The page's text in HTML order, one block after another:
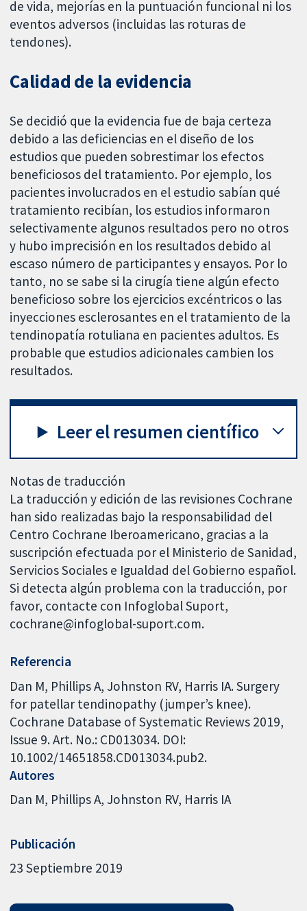
de vida, mejorías en la puntuación funcional ni los
eventos adversos (incluidas las roturas de
tendones).
Calidad de la evidencia
Se decidió que la evidencia fue de baja certeza
debido a las deficiencias en el diseño de los
estudios que pueden sobrestimar los efectos
beneficiosos del tratamiento. Por ejemplo, los
pacientes involucrados en el estudio sabían qué
tratamiento recibían, los estudios informaron
selectivamente algunos resultados pero no otros
y hubo imprecisión en los resultados debido al
escaso número de participantes y ensayos. Por lo
tanto, no se sabe si la cirugía tiene algún efecto
beneficioso sobre los ejercicios excéntricos o las
inyecciones esclerosantes en el tratamiento de la
tendinopatía rotuliana en pacientes adultos. Es
probable que estudios adicionales cambien los
resultados.
Leer el resumen científico
Notas de traducción
La traducción y edición de las revisiones Cochrane
han sido realizadas bajo la responsabilidad del
Centro Cochrane Iberoamericano, gracias a la
suscripción efectuada por el Ministerio de Sanidad,
Servicios Sociales e Igualdad del Gobierno español.
Si detecta algún problema con la traducción, por
favor, contacte con Infoglobal Suport,
cochrane@infoglobal-suport.com.
Referencia
Dan M, Phillips A, Johnston RV, Harris IA. Surgery
for patellar tendinopathy (jumper’s knee).
Cochrane Database of Systematic Reviews 2019,
Issue 9. Art. No.: CD013034. DOI:
10.1002/14651858.CD013034.pub2.
Autores
Dan M Phillips A Johnston RV Harris IA
Publicación
23 Septiembre 2019